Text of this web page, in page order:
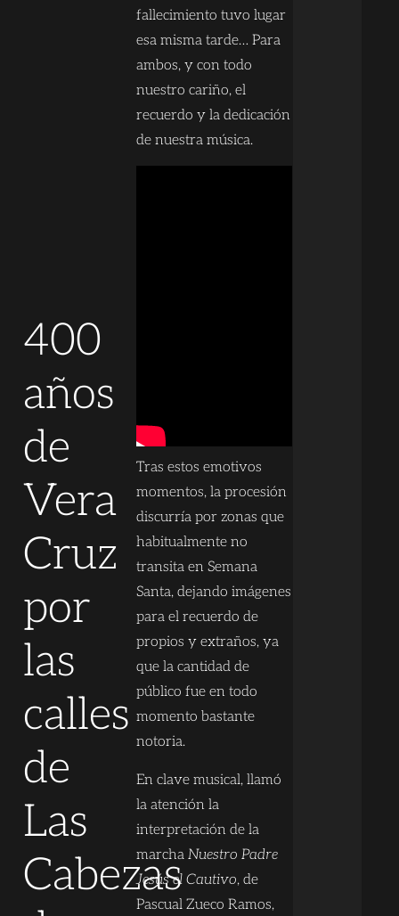
400
años
de
Vera
Cruz
por
las
calles
de
Las
Cabezas
fallecimiento tuvo lugar
esa misma tarde… Para
ambos, y con todo
nuestro cariño, el
recuerdo y la dedicación
de nuestra música.
Tras estos emotivos
momentos, la procesión
discurría por zonas que
habitualmente no
transita en Semana
Santa, dejando imágenes
para el recuerdo de
propios y extraños, ya
que la cantidad de
público fue en todo
momento bastante
notoria.
En clave musical, llamó
la atención la
interpretación de la
marchaNuestro Padre
Jesús el Cautivo, de
Pascual Zueco Ramos,